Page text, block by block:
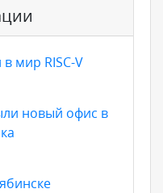
мир RISC-V
новый офис в